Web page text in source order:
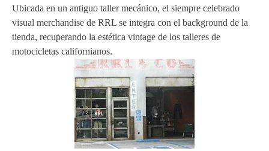
Ubicada en un antiguo taller mecánico, el siempre celebrado
visual merchandise de RRL se integra con el background de la
tienda, recuperando la estética vintage de los talleres de
motocicletas californianos.